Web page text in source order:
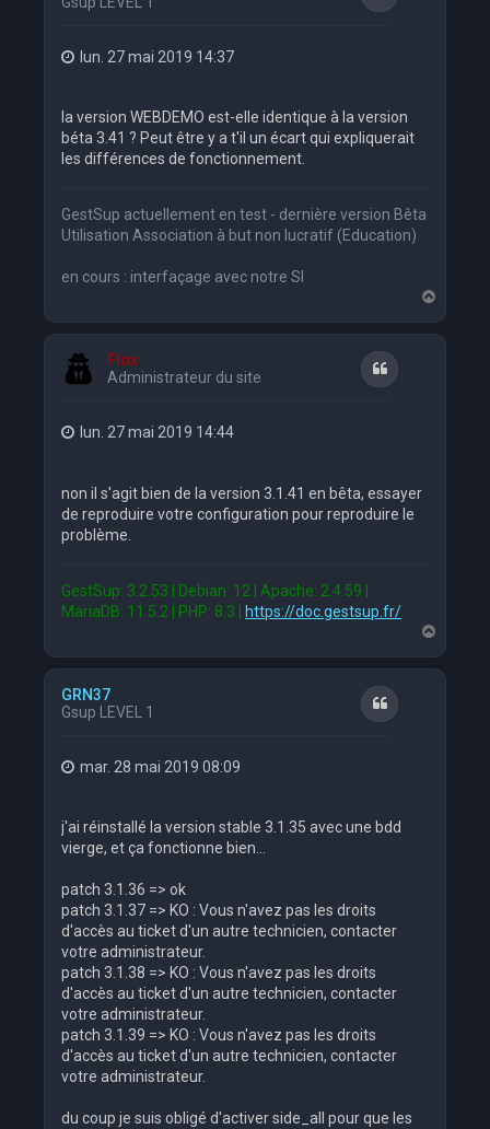
lun. 27 mai 2019 14:37
la version WEBDEMO est-elle identique à la version
béta 3.41 ? Peut être y a t'il un écart qui expliquerait
les différences de fonctionnement.
GestSup actuellement en test - dernière version Bêta
Utilisation Association à but non lucratif (Education)
en cours : interfaçage avec notre SI
a
u
Flox
Administrateur du site
Citation
lun. 27 mai 2019 14:44
non il s'agit bien de la version 3.1.41 en bêta, essayer
de reproduire votre configuration pour reproduire le
problème.
GestSup: 3.2.53 | Debian: 12 | Apache: 2.4.59 |
MariaDB: 11.5.2 | PHP: 8.3 |
https://doc.gestsup.fr/
a
GRN37
Gsup LEVEL 1
Citation
mar. 28 mai 2019 08:09
j'ai réinstallé la version stable 3.1.35 avec une bdd
vierge, et ça fonctionne bien...
patch 3.1.36 => ok
patch 3.1.37 => KO : Vous n'avez pas les droits
d'accès au ticket d'un autre technicien, contacter
votre administrateur.
patch 3.1.38 => KO : Vous n'avez pas les droits
d'accès au ticket d'un autre technicien, contacter
votre administrateur.
patch 3.1.39 => KO : Vous n'avez pas les droits
d'accès au ticket d'un autre technicien, contacter
votre administrateur.
du coup je suis obligé d'activer side_all pour que les